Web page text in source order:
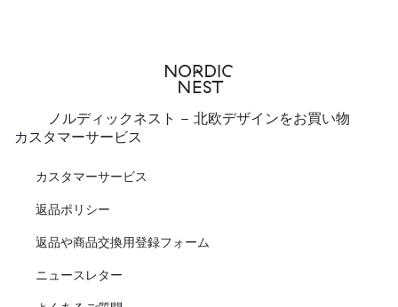
ノルディックネスト - 北欧デザインをお買い物
カスタマーサービス
カスタマーサービス
返品ポリシー
返品や商品交換用登録フォーム
ニュースレター